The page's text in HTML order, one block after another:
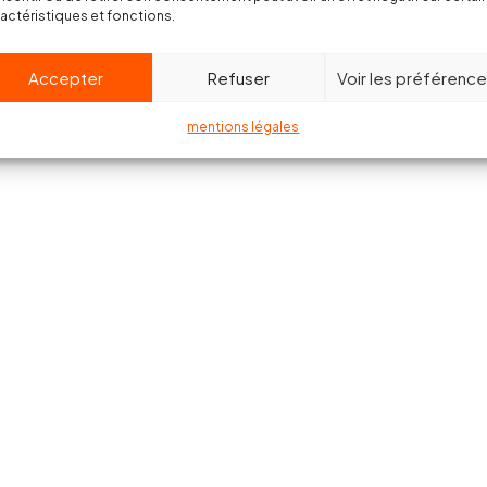
et fonctions.
Accepter Refuser Voir les
mentions légales